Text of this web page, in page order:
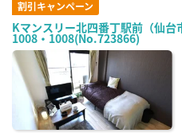
割引キャンペーン
Kマンスリー北四番丁駅前（仙台
1008・1008(No.723866)